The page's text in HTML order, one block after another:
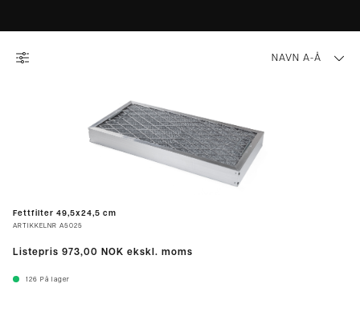
NAVN A-Å
Fettfilter 49,5x24,5 cm
ARTIKKELNR A5025
Listepris 973,00 NOK ekskl. moms
126 På lager